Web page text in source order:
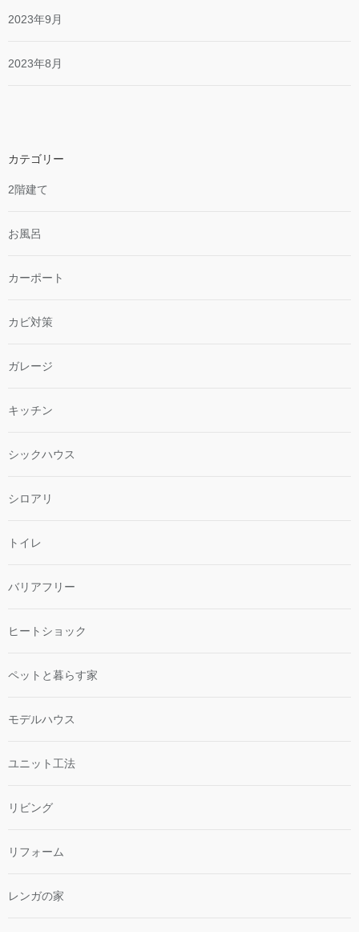
2023年9月
2023年8月
カテゴリー
2階建て
お風呂
カーポート
カビ対策
ガレージ
キッチン
シックハウス
シロアリ
トイレ
バリアフリー
ヒートショック
ペットと暮らす家
モデルハウス
ユニット工法
リビング
リフォーム
レンガの家